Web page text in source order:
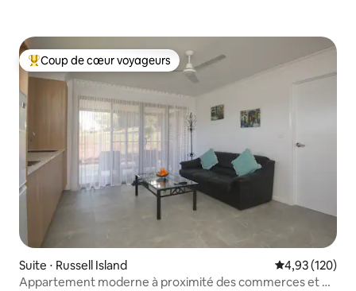
Coups de cœur voyageurs les plus appréciés
Coup de cœur voyageurs
Suite ⋅ Russell Island Évaluation
4,93 (120)
Appartement moderne à proximité des commerces et du